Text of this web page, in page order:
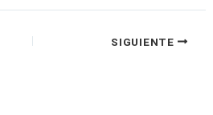
SIGUIENTE